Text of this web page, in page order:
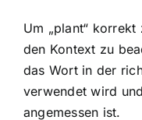
Um „plant“
den Kontext zu
das Wort in der
verwendet wird
angemessen ist.